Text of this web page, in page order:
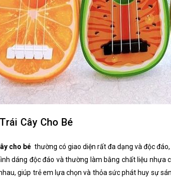
Cây Cho Bé
cho bé thường có giao diện rất đa dạng và độc
dáng độc đáo và thường làm bằng chất liệu
giúp trẻ em lựa chọn và thỏa sức phát huy sự